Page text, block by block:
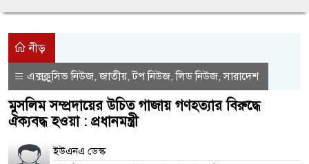
নীড়
এক্সক্লুসিভ নিউজ,জাতীয়,টপ নিউজ,লিড নিউজ,সারাদেশ
মুসলিম সম্প্রদায়ের উচিত গাজায় গণহত্যার বিরুদ্ধে
ঐক্যবদ্ধ হওয়া : প্রধানমন্ত্রী
ইউএনএ ডেস্ক